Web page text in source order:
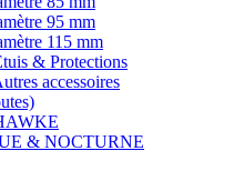
95 mm
115 mm
& Protections
accessoires
& NOCTURNE